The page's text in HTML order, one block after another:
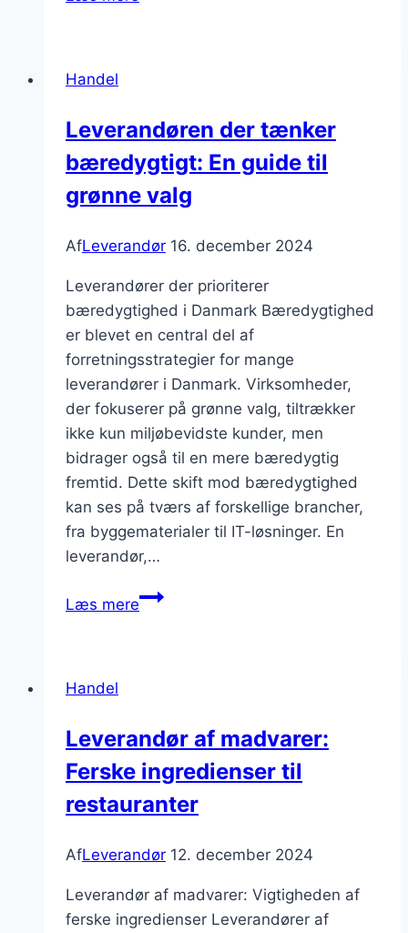
og
ansættelsesforhold
global
Handel
Leverandøren der tænker
bæredygtigt: En guide til
grønne valg
AfLeverandør 16. december 2024
Leverandører der prioriterer
bæredygtighed i Danmark Bæredygtighed
er blevet en central del af
forretningsstrategier for mange
leverandører i Danmark. Virksomheder,
der fokuserer på grønne valg, tiltrækker
ikke kun miljøbevidste kunder, men
bidrager også til en mere bæredygtig
fremtid. Dette skift mod bæredygtighed
kan ses på tværs af forskellige brancher,
fra byggematerialer til IT-løsninger. En
leverandør,…
Læs mereLeverandøren
til
grønne
Handel
Leverandør af madvarer:
Ferske ingredienser til
restauranter
AfLeverandør 12. december 2024
Leverandør af madvarer: Vigtigheden af
ferske ingredienser Leverandører af